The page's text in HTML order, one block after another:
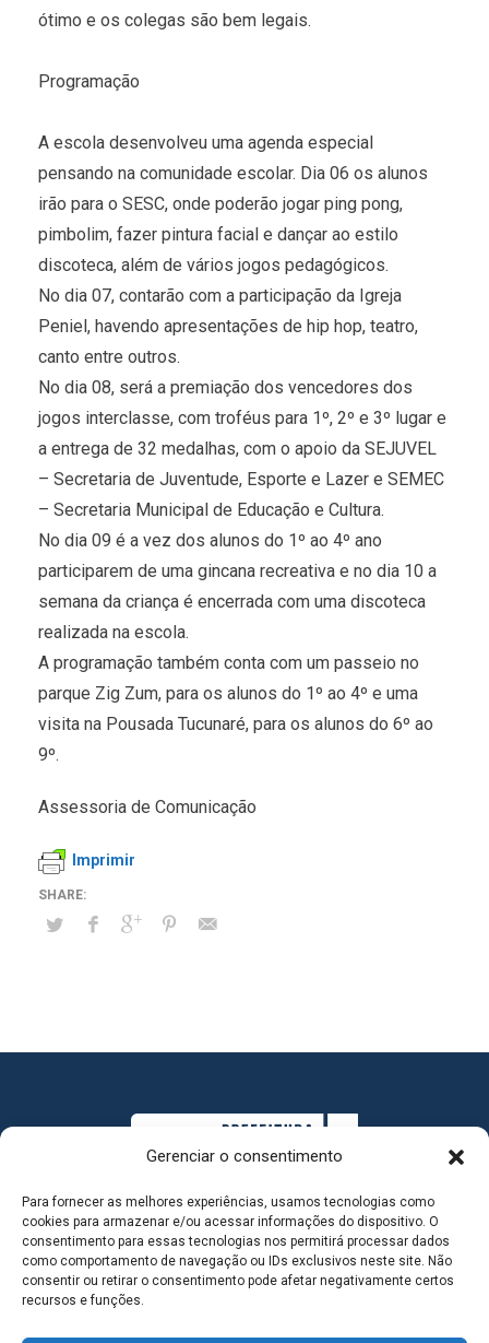
Gerenciar o consentimento
Para fornecer as melhores experiências, usamos tecnologias como
cookies para armazenar e/ou acessar informações do dispositivo. O
consentimento para essas tecnologias nos permitirá processar dados
como comportamento de navegação ou IDs exclusivos neste site. Não
consentir ou retirar o consentimento pode afetar negativamente certos
recursos e funções.
ótimo e os colegas são bem legais.
Programação
A escola desenvolveu uma agenda especial
pensando na comunidade escolar. Dia 06 os alunos
irão para o SESC, onde poderão jogar ping pong,
pimbolim, fazer pintura facial e dançar ao estilo
discoteca, além de vários jogos pedagógicos.
No dia 07, contarão com a participação da Igreja
Peniel, havendo apresentações de hip hop, teatro,
canto entre outros.
No dia 08, será a premiação dos vencedores dos
jogos interclasse, com troféus para 1º, 2º e 3º lugar e
a entrega de 32 medalhas, com o apoio da SEJUVEL
– Secretaria de Juventude, Esporte e Lazer e SEMEC
– Secretaria Municipal de Educação e Cultura.
No dia 09 é a vez dos alunos do 1º ao 4º ano
participarem de uma gincana recreativa e no dia 10 a
semana da criança é encerrada com uma discoteca
realizada na escola.
A programação também conta com um passeio no
parque Zig Zum, para os alunos do 1º ao 4º e uma
visita na Pousada Tucunaré, para os alunos do 6º ao
9º.
Assessoria de Comunicação
Imprimir
MAPA DO SITE